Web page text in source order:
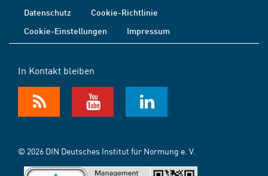
Datenschutz
Cookie-Richtlinie
Cookie-Einstellungen
Impressum
In Kontakt bleiben
© 2026 DIN Deutsches Institut für Normung e. V.